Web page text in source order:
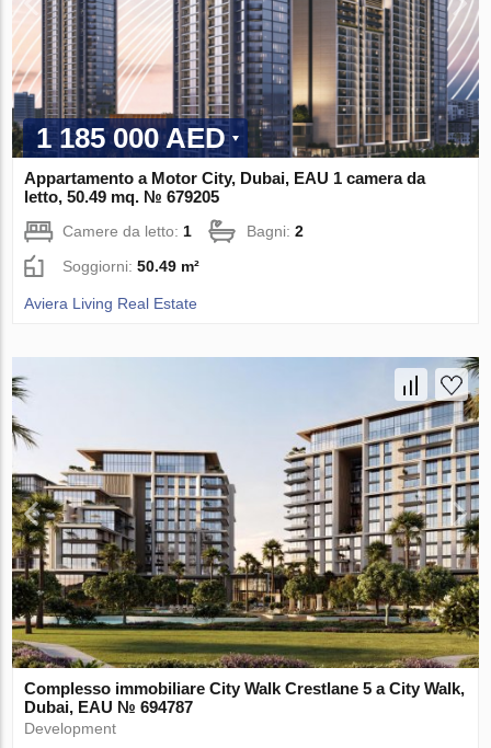
1 185 000 AED
Appartamento a Motor City, Dubai, EAU 1 camera da
letto, 50.49 mq. № 679205
Camere da letto: 1 Bagni:2
Soggiorni:50.49 m²
Aviera Living Real Estate
Complesso immobiliare City Walk Crestlane 5 a City Walk,
Dubai, EAU № 694787
Development